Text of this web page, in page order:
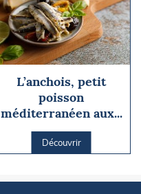
L’anchois, petit
poisson
méditerranéen aux...
Découvrir